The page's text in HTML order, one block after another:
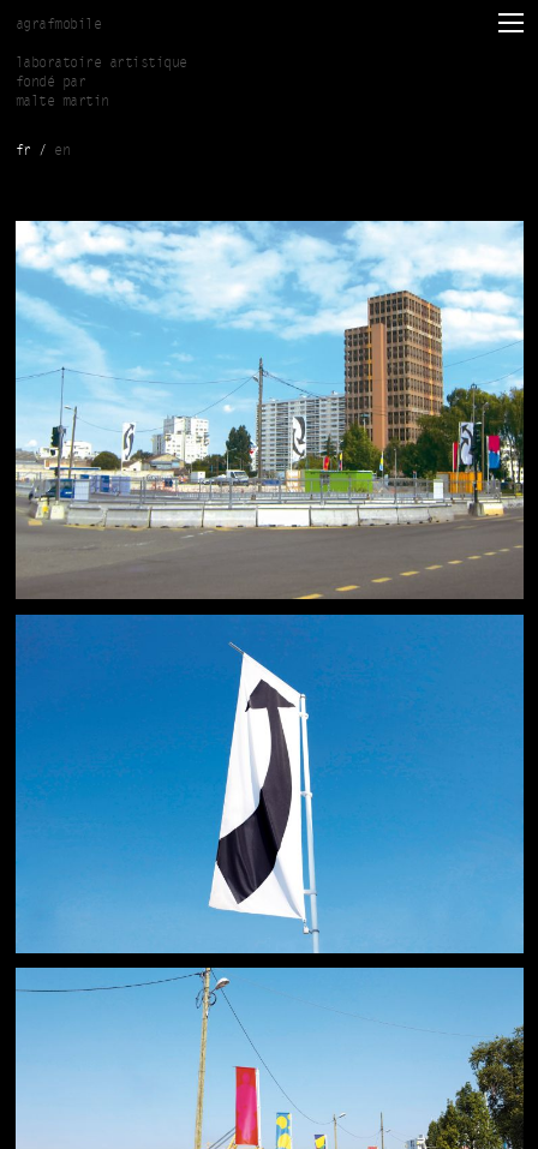
agrafmobile
laboratoire artistique
fondé par
malte martin
fr en